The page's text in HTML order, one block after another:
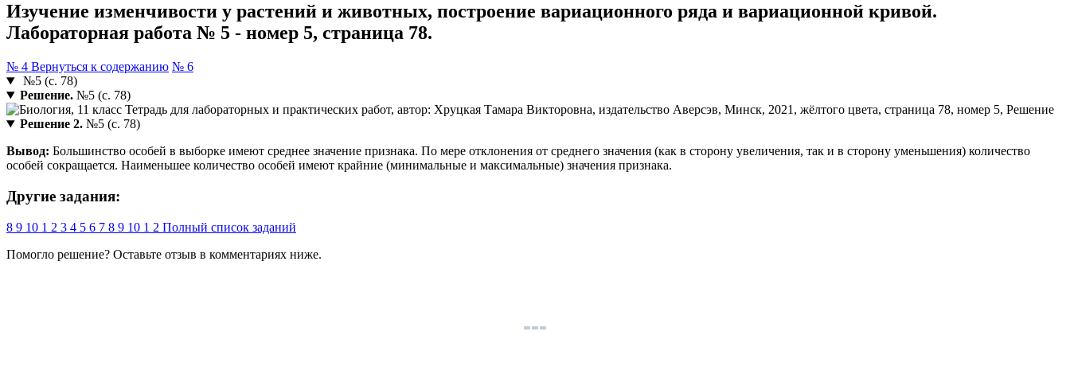
Изучение изменчивости у растений и животных, построение вариационного ряда и вариационной кривой.
Лабораторная работа № 5 - номер 5, страница 78.
№ 4 Вернуться к содержанию № 6
№5 (с. 78)
Решение.№5 (с. 78)
Решение 2.№5 (с. 78)
Вывод: Большинство особей в выборке имеют среднее значение признака. По мере отклонения от среднего значения (как в сторону увеличения, так и в сторону уменьшения) количество
особей сокращается. Наименьшее количество особей имеют крайние (минимальные и максимальные) значения признака.
Другие задания:
8 9 10 1 2 3 4 5 6 7 8 9 10 1 2 Полный список заданий
Помогло решение? Оставьте отзыв в комментариях ниже.